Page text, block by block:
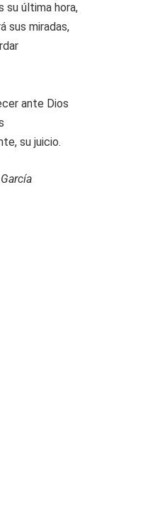
su última hora,
sus miradas,
ante Dios
su juicio.